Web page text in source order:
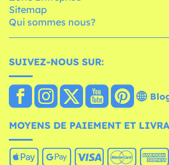
Sitemap
Qui sommes nous?
SUIVEZ-NOUS SUR:
MOYENS DE PAIEMENT ET